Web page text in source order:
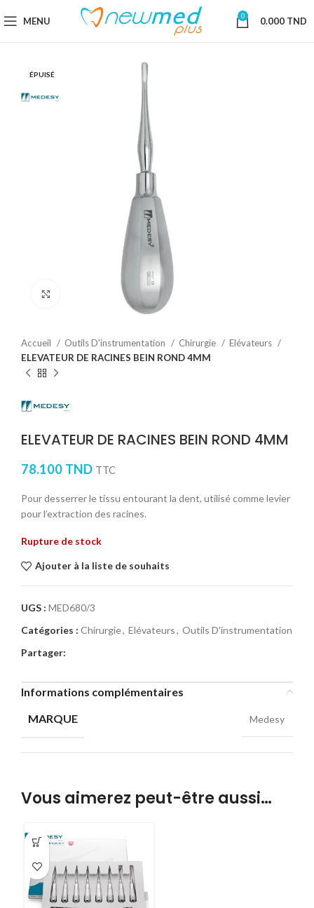
MENU 0 0.000 TND
ÉPUISÉ
Cliquez pour agrandir
Accueil Outils D'instrumentation Chirurgie
Elévateurs
ELEVATEUR DE RACINES BEIN ROND 4MM
ELEVATEUR DE RACINES BEIN ROND 4MM
78.100 TND TTC
Pour desserrer le tissu entourant la dent, utilisé comme levier
pour l’extraction des racines.
Rupture de stock
Ajouter à la liste de souhaits
UGS : MED680/3
Catégories : Chirurgie, Elévateurs, Outils D'instrumentation
Partager:
Informations complémentaires
MARQUE
Medesy
Vous aimerez peut-être aussi…